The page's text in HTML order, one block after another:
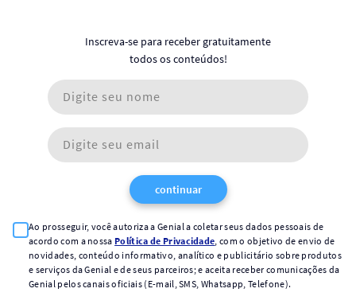
Inscreva-se para receber gratuitamente
todos os conteúdos!
continuar
Ao prosseguir, você autoriza a Genial a coletar seus dados pessoais de
acordo com a nossa Política de Privacidade, com o objetivo de envio de
novidades, conteúdo informativo, analítico e publicitário sobre produtos
e serviços da Genial e de seus parceiros; e aceita receber comunicações da
Genial pelos canais oficiais (E-mail, SMS, Whatsapp, Telefone).